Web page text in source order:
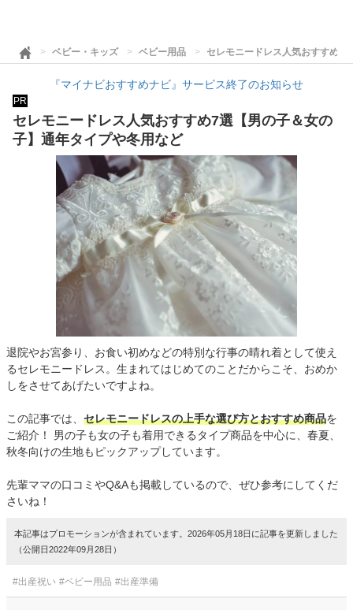
ベビー・キッズ ベビー用品 セレモニードレス人気おすすめ7
『マイナビおすすめナビ』サービス終了のお知らせ
PR
セレモニードレス人気おすすめ7選【男の子＆女の
子】通年タイプや冬用など
退院やお宮参り、お食い初めなどの特別な行事の晴れ着として使え
るセレモニードレス。生まれてはじめてのことだからこそ、おめか
しをさせてあげたいですよね。
この記事では、 セレモニードレスの上手な選び方とおすすめ商品を
ご紹介！ 男の子も女の子も着用できるタイプ商品を中心に、春夏、
秋冬向けの生地もピックアップしています。
先輩ママの口コミやQ&Aも掲載しているので、ぜひ参考にしてくだ
さいね！
本記事はプロモーションが含まれています。2026年05月18日に記事を更新しました
（公開日2022年09月28日）
#出産祝い #ベビー用品 #出産準備